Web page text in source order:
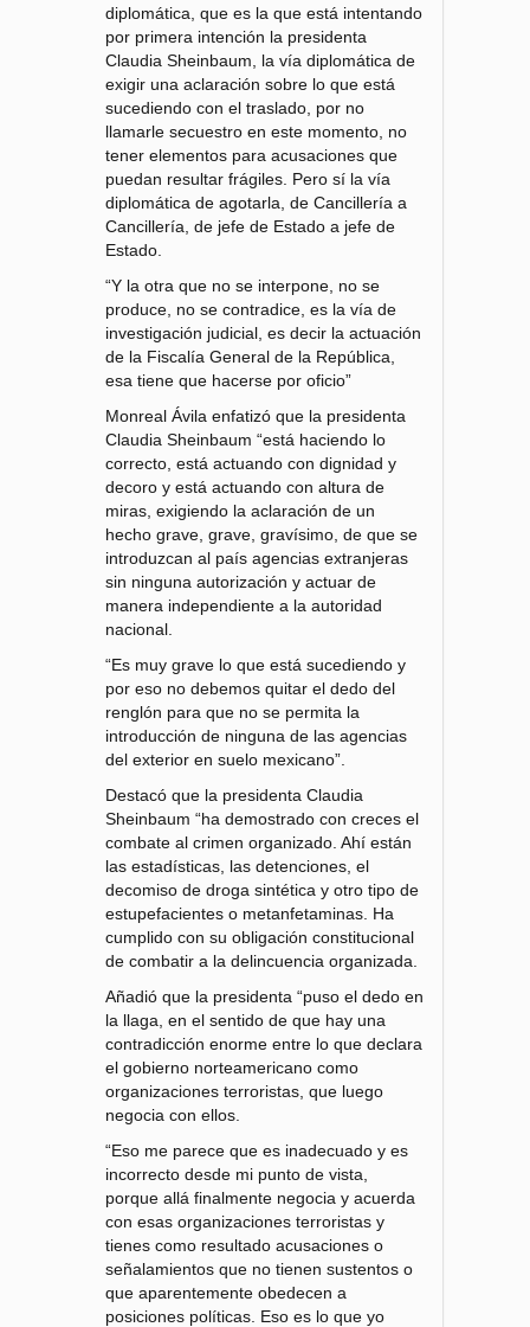
diplomática, que es la que está intentando
por primera intención la presidenta
Claudia Sheinbaum, la vía diplomática de
exigir una aclaración sobre lo que está
sucediendo con el traslado, por no
llamarle secuestro en este momento, no
tener elementos para acusaciones que
puedan resultar frágiles. Pero sí la vía
diplomática de agotarla, de Cancillería a
Cancillería, de jefe de Estado a jefe de
Estado.
“Y la otra que no se interpone, no se
produce, no se contradice, es la vía de
investigación judicial, es decir la actuación
de la Fiscalía General de la República,
esa tiene que hacerse por oficio”
Monreal Ávila enfatizó que la presidenta
Claudia Sheinbaum “está haciendo lo
correcto, está actuando con dignidad y
decoro y está actuando con altura de
miras, exigiendo la aclaración de un
hecho grave, grave, gravísimo, de que se
introduzcan al país agencias extranjeras
sin ninguna autorización y actuar de
manera independiente a la autoridad
nacional.
“Es muy grave lo que está sucediendo y
por eso no debemos quitar el dedo del
renglón para que no se permita la
introducción de ninguna de las agencias
del exterior en suelo mexicano”.
Destacó que la presidenta Claudia
Sheinbaum “ha demostrado con creces el
combate al crimen organizado. Ahí están
las estadísticas, las detenciones, el
decomiso de droga sintética y otro tipo de
estupefacientes o metanfetaminas. Ha
cumplido con su obligación constitucional
de combatir a la delincuencia organizada.
Añadió que la presidenta “puso el dedo en
la llaga, en el sentido de que hay una
contradicción enorme entre lo que declara
el gobierno norteamericano como
organizaciones terroristas, que luego
negocia con ellos.
“Eso me parece que es inadecuado y es
incorrecto desde mi punto de vista,
porque allá finalmente negocia y acuerda
con esas organizaciones terroristas y
tienes como resultado acusaciones o
señalamientos que no tienen sustentos o
que aparentemente obedecen a
posiciones políticas. Eso es lo que yo